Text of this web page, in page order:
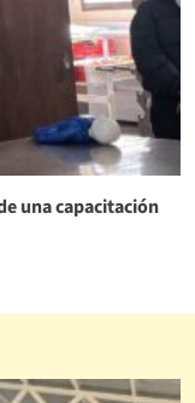
una capacitación